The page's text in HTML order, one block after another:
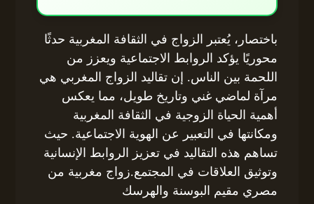
باختصار، يُعتبر الزواج في الثقافة المغربية حدثًا
محوريًا يؤكد الروابط الاجتماعية ويعزز من
اللحمة بين الناس. إن تقاليد الزواج المغربي هي
مرآة لماضي غني وتاريخ طويل، مما يعكس
أهمية الحياة الزوجية في الثقافة المغربية
ومكانتها في التعبير عن الهوية الاجتماعية. حيث
تساهم هذه التقاليد في تعزيز الروابط الإنسانية
وتوثيق العلاقات في المجتمع.زواج مغربية من
مصري مقيم البوسنة والهرسك